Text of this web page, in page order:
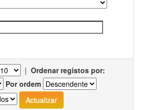
| Ordenar registos por:
Por ordem